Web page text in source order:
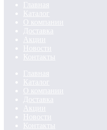
Главная
Каталог
О компании
Доставка
Акции
Новости
Контакты
Главная
Каталог
О компании
Доставка
Акции
Новости
Контакты